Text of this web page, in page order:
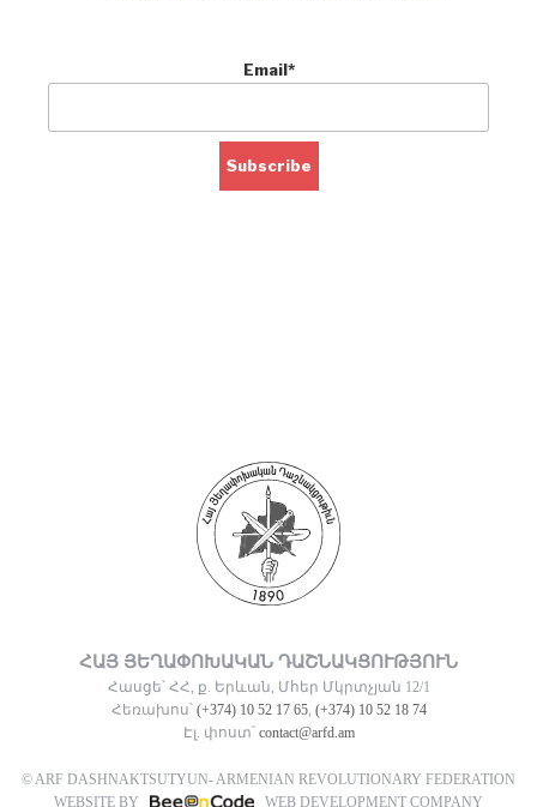
Email*
ՀԱՅ ՅԵՂԱՓՈԽԱԿԱՆ ԴԱՇՆԱԿՑՈՒԹՅՈՒՆ
Հասցե՝ ՀՀ, ք. Երևան, Մհեր Մկրտչյան 12/1
Հեռախոս՝ (+374) 10 52 17 65, (+374) 10 52 18 74
Էլ. փոստ՝ contact@arfd.am
© ARF DASHNAKTSUTYUN- ARMENIAN REVOLUTIONARY FEDERATION
WEBSITE BY
WEB DEVELOPMENT COMPANY